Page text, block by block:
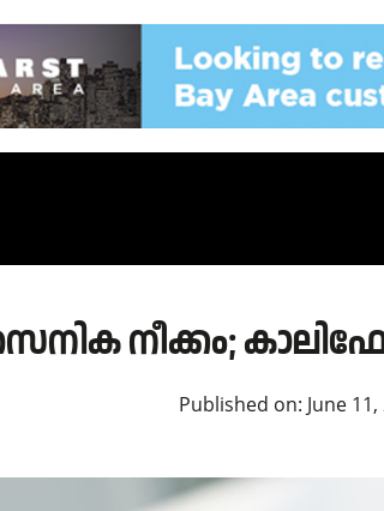
നീക്കം;
Published on: June